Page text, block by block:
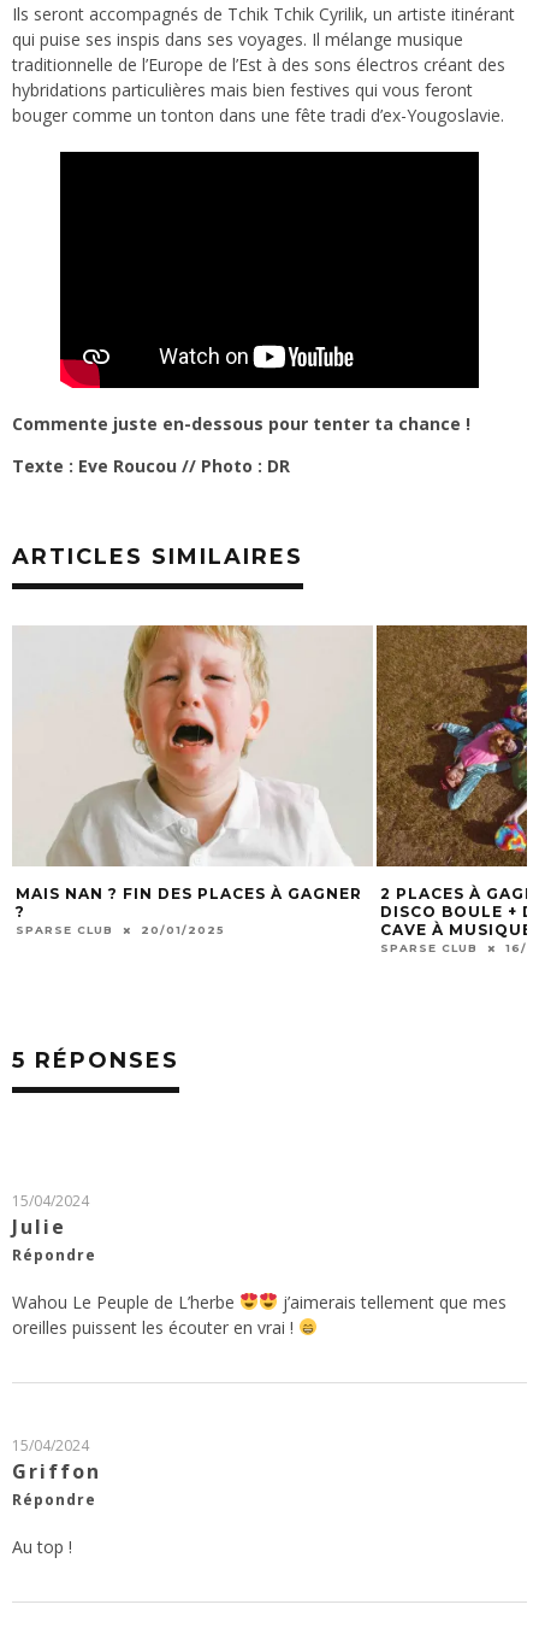
Ils seront accompagnés de Tchik Tchik Cyrilik, un artiste itinérant
qui puise ses inspis dans ses voyages. Il mélange musique
traditionnelle de l’Europe de l’Est à des sons électros créant des
hybridations particulières mais bien festives qui vous feront
bouger comme un tonton dans une fête tradi d’ex-Yougoslavie.
Commente juste en-dessous pour tenter ta chance !
Texte : Eve Roucou // Photo : DR
ARTICLES SIMILAIRES
PLACES À GAGNER
01/2025
2 PLACES À GAGNER POUR
DISCO BOULE + DJ TAPIS TIGRE À
CAVE À MUSIQUE À MÂCON LE 21/
16/12/2024
5 RÉPONSES
15/04/2024
Julie
Répondre
Wahou Le Peuple de L’herbe
j’aimerais tellement que mes
oreilles puissent les écouter en vrai !
15/04/2024
Griffon
Répondre
Au top !